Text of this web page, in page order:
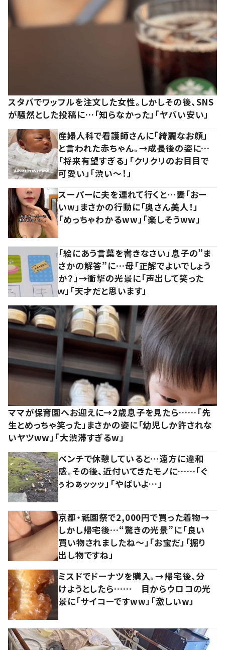
スタバでワッフルを注文した女性。しかしその後、SNS
が騒然とした投稿に…「知らなかった」「ヤバい安い」
産婦人科で看護師さんに「綺麗なお顔」
と言われた赤ちゃん。→成長後の姿に…
「将来有望すぎる」「クリクリのお目目で
可愛い」「渋い～！」
スーパーに夫を連れて行くと…妻「おー
いw」まさかの行動に「奥さん美人！」
「めっちゃわかるww」「楽しそうww」
「絵にあう言葉を書きなさい」息子の”ま
さかの解答”に…母「正解でよいでしょう
か？」→衝撃の光景に「声出して笑った
ｗ」「天才だと思います」
ママが保育園へお迎えに→2歳息子を見たら……「先
生とめっちゃ笑った」まさかの姿に「幼児しか許されな
いヤツww」「大渋滞すぎるw」
ベンチで休憩していると…遠方に違和
感。その後、近付いてきたモノに……「ぐ
ぅわぁッッッ」「やばいよ…」
京都・祇園祭で2,000円で買った着物→
しかし帰宅後…“驚きの光景”に「良い
買い物されましたね～」「お宝だ」「掘り
出し物ですね」
ミスドでドーナツを購入。→帰宅後、分
けようとしたら…… 目からウロコの光
景に「サイコーですww」「激しいw」